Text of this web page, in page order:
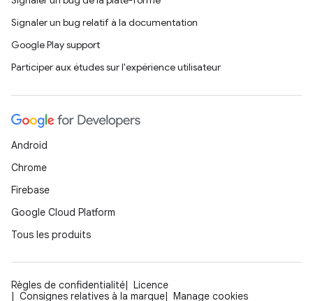
Signaler un bug relatif à la documentation
Google Play support
Participer aux études sur l'expérience utilisateur
Android
Chrome
Firebase
Google Cloud Platform
Tous les produits
Règles de confidentialité
Licence
Consignes relatives à la marque
Manage cookies